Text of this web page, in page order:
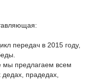
передач в 2015 году,
мы предлагаем всем
прадедах,